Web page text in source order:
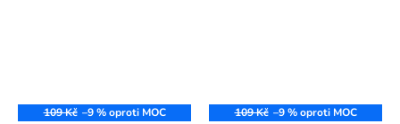
109 Kč –9 % 109 Kč –9 %